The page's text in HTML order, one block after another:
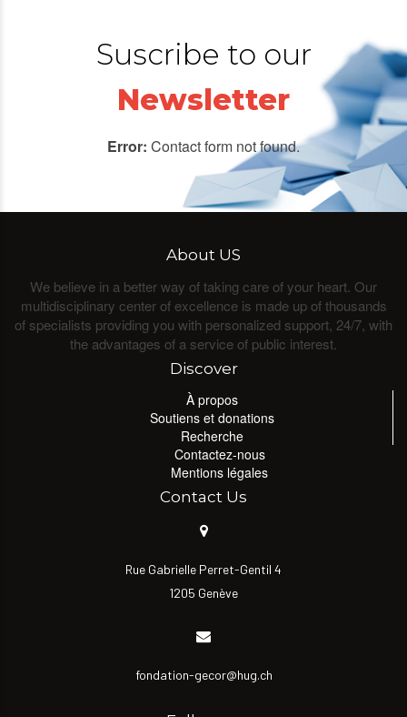
Suscribe to our
Newsletter
Error: Contact form not found.
About US
We believe in a better way of taking care of your heart. Our
multidisciplinary center of excellence is made up of thousands
of specialists providing you with personalized support, 24/7, with
the advantages of a service of public interest.
Discover
À propos
Soutiens et donations
Recherche
Contactez-nous
Mentions légales
Contact Us
Rue Gabrielle Perret-Gentil 4
1205 Genève
fondation-gecor@hug.ch